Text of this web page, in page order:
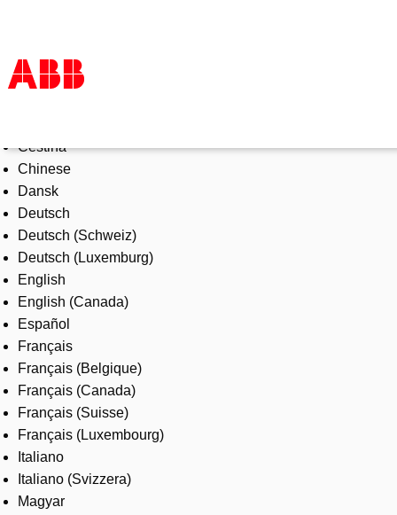
Products & Solutions
Industries
Services
About us
Where to buy
Contact us
Careers
Čeština
Chinese
Dansk
Deutsch
Deutsch (Schweiz)
Deutsch (Luxemburg)
English
English (Canada)
Español
Français
Français (Belgique)
Français (Canada)
Français (Suisse)
Français (Luxembourg)
Italiano
Italiano (Svizzera)
Magyar